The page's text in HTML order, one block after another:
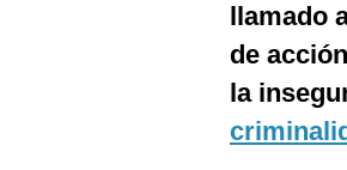
llamado
de
la